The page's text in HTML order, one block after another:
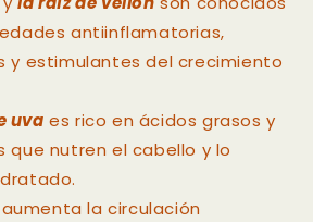
antiinflamatorias,
y estimulantes del crecimiento
uva es rico en ácidos grasos y
que nutren el cabello y lo
aumenta la circulación